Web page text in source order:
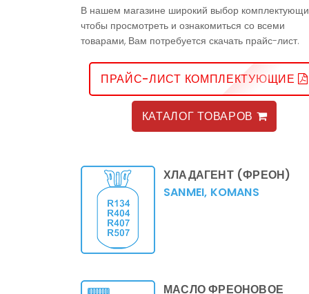
В нашем магазине широкий выбор
чтобы просмотреть и ознакомиться со всеми
товарами, Вам потребуется скачать прайс-лист.
ПРАЙС-ЛИСТ КОМПЛЕКТУЮЩИЕ
КАТАЛОГ ТОВАРОВ
ХЛАДАГЕНТ (ФРЕОН)
SANMEI, KOMANS
МАСЛО ФРЕОНОВОЕ